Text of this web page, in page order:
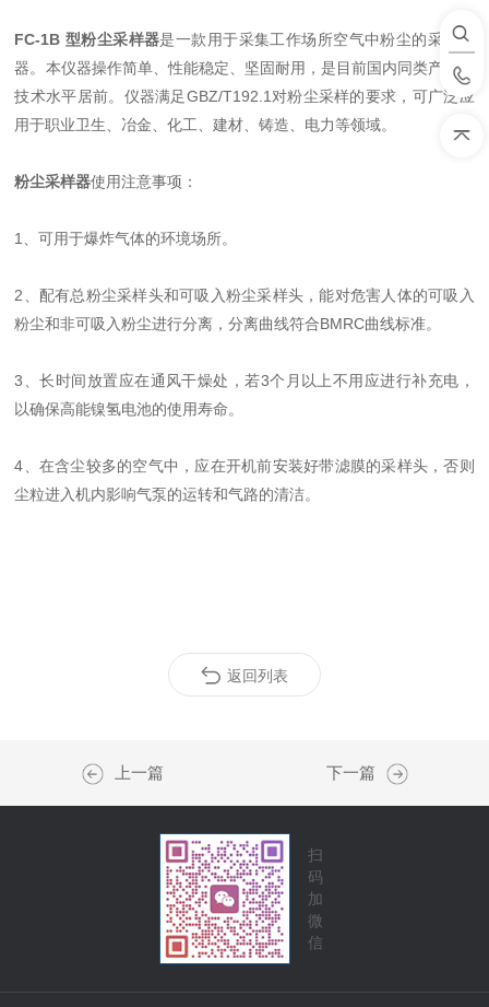
FC-1B 型粉尘采样器是一款用于采集工作场所空气中粉尘的采样仪
器。本仪器操作简单、性能稳定、坚固耐用，是目前国内同类产品中
技术水平居前。仪器满足GBZ/T192.1对粉尘采样的要求，可广泛应
用于职业卫生、冶金、化工、建材、铸造、电力等领域。
粉尘采样器使用注意事项：
1、可用于爆炸气体的环境场所。
2、配有总粉尘采样头和可吸入粉尘采样头，能对危害人体的可吸入
粉尘和非可吸入粉尘进行分离，分离曲线符合BMRC曲线标准。
3、长时间放置应在通风干燥处，若3个月以上不用应进行补充电，
以确保高能镍氢电池的使用寿命。
4、在含尘较多的空气中，应在开机前安装好带滤膜的采样头，否则
尘粒进入机内影响气泵的运转和气路的清洁。
返回列表
上一篇 下一篇
扫
码
加
微
信